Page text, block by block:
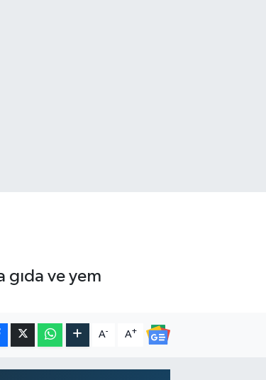
ve yem
A- A+